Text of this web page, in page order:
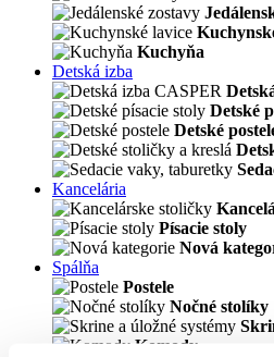
Kuchyňa
Detská izba
Detské
Detské
Kancelária
Písacie stoly
Nová
Spálňa
Postele
Nočné stolíky
Komody